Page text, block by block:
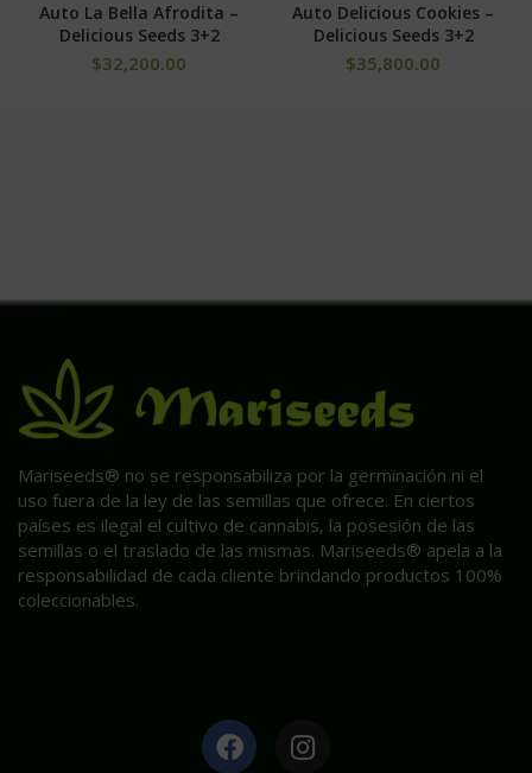
Auto La Bella Afrodita –
Delicious Seeds 3+2
$32,200.00
Auto Delicious Cookies –
Delicious Seeds 3+2
$35,800.00
Mariseeds® no se responsabiliza por la germinación ni el
uso fuera de la ley de las semillas que ofrece. En ciertos
países es ilegal el cultivo de cannabis, la posesión de las
semillas o el traslado de las mismas. Mariseeds® apela a la
responsabilidad de cada cliente brindando productos 100%
coleccionables.